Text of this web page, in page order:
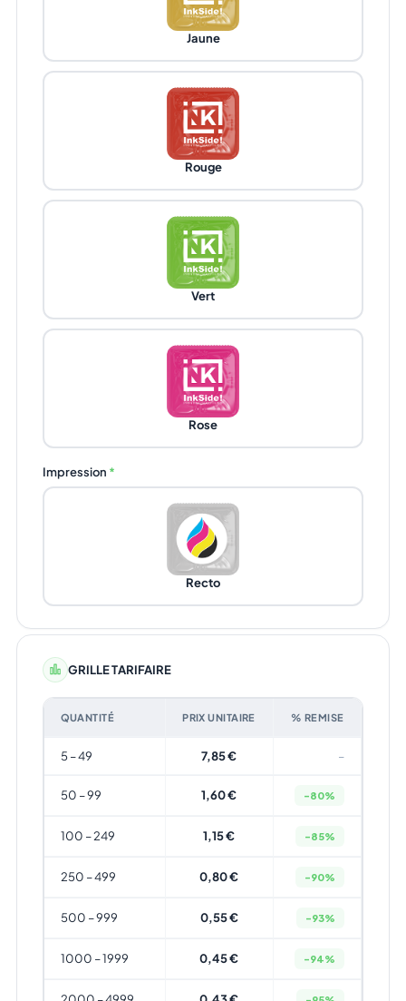
Jaune
Rouge
Vert
Rose
Impression *
Recto
GRILLE TARIFAIRE
QUANTITÉ PRIX UNITAIRE % REMISE
5 – 49 7,85 € –
50 – 99 1,60 € -80%
100 – 249 1,15 € -85%
250 – 499 0,80 € -90%
500 – 999 0,55 € -93%
1000 – 1999 0,45 € -94%